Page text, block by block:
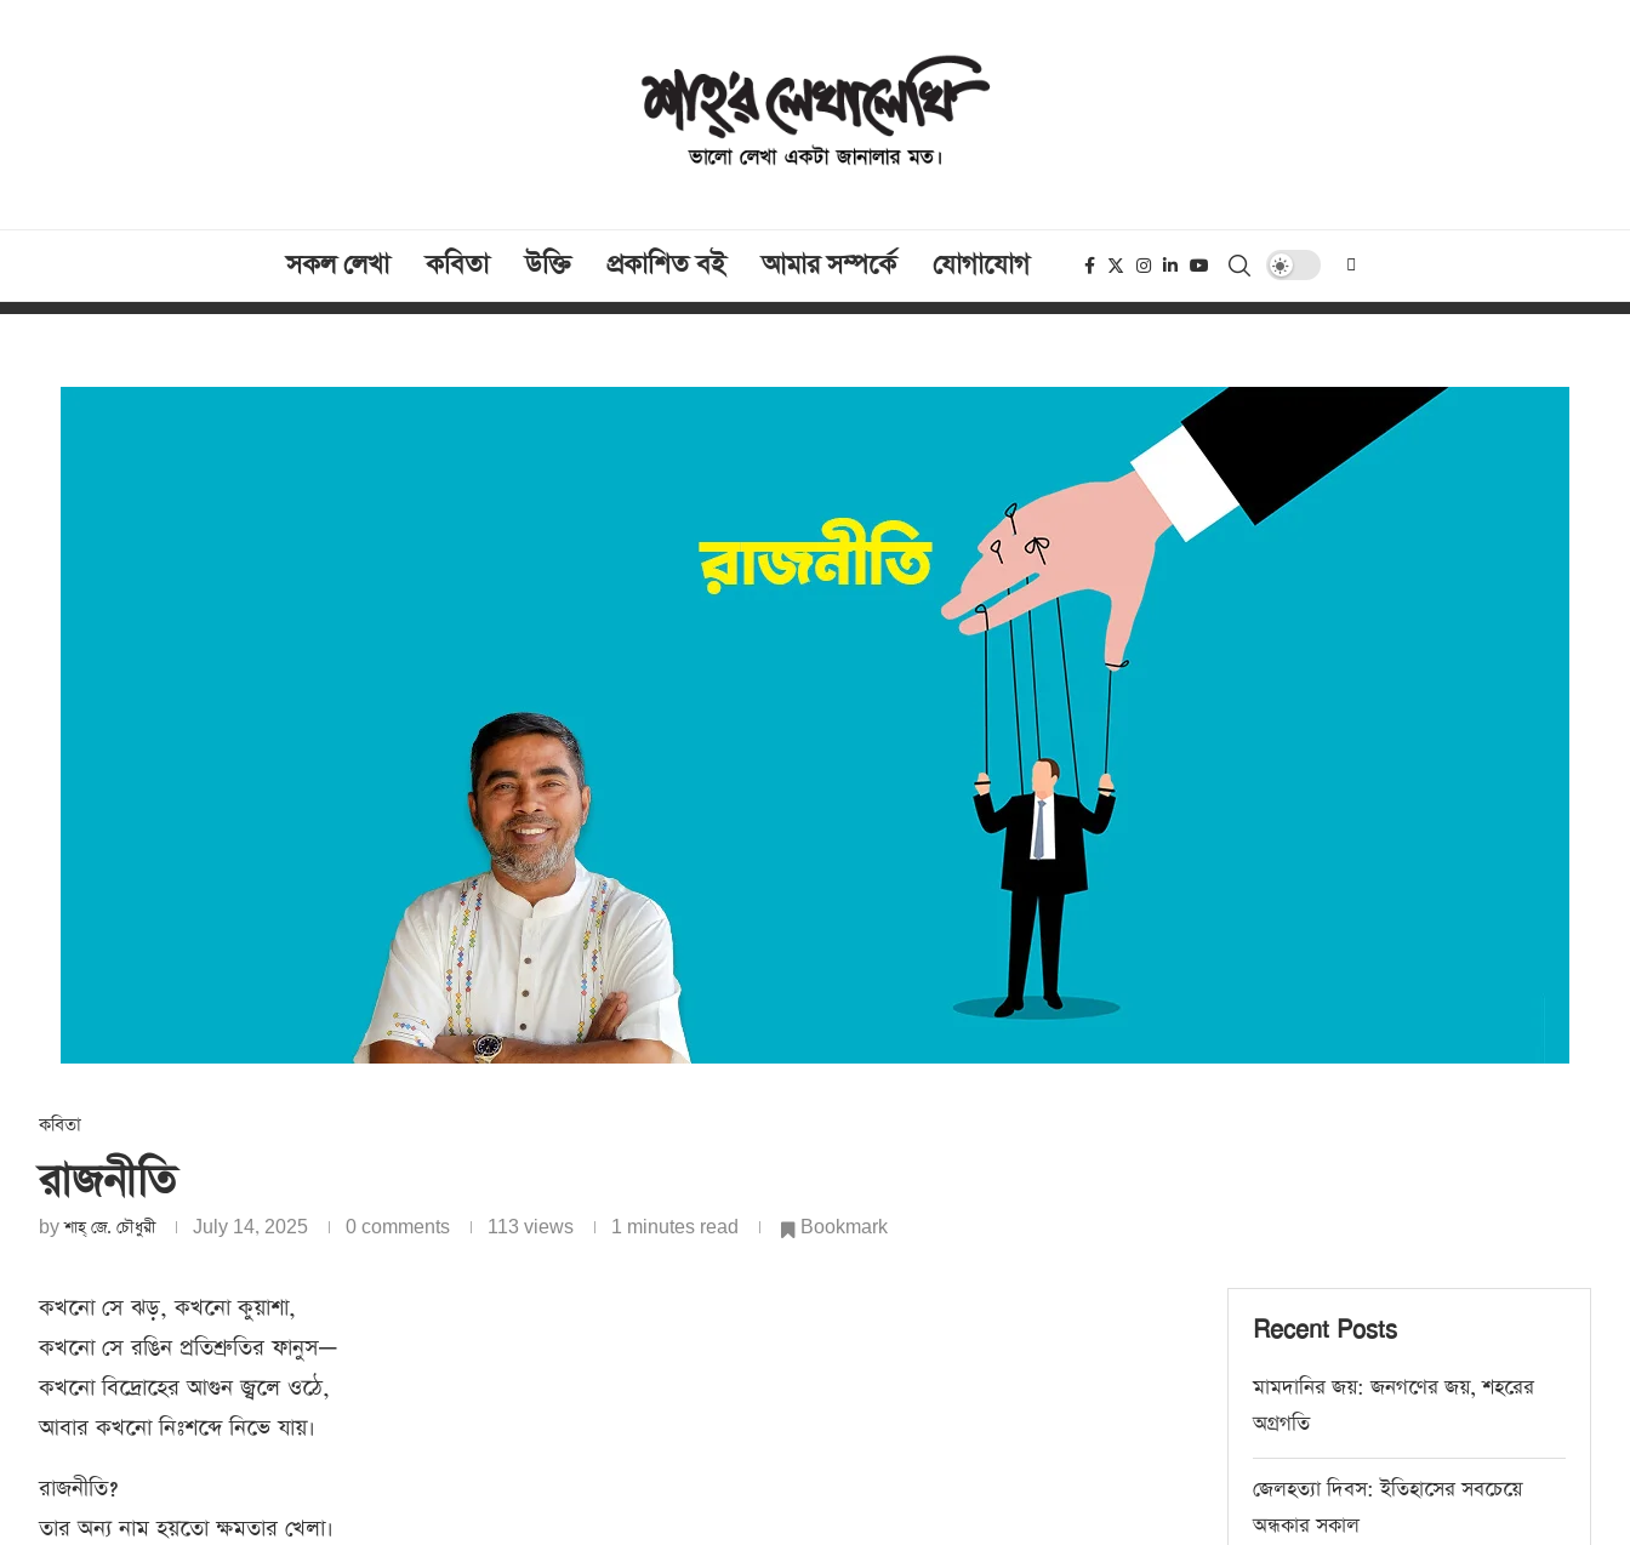
সকল লেখা কবিতা উক্তি প্রকাশিত বই আমার সম্পর্কে যোগাযোগ
কবিতা
রাজনীতি
byশাহ্‌ জে. চৌধুরী July 14, 2025 0 comments 113 views 1 minutes read Bookmark
কখনো সে ঝড়, কখনো কুয়াশা,
কখনো সে রঙিন প্রতিশ্রুতির ফানুস—
কখনো বিদ্রোহের আগুন জ্বলে ওঠে,
আবার কখনো নিঃশব্দে নিভে যায়।
রাজনীতি?
তার অন্য নাম হয়তো ক্ষমতার খেলা।
Recent Posts
মামদানির জয়: জনগণের জয়, শহরের
অগ্রগতি
জেলহত্যা দিবস: ইতিহাসের সবচেয়ে
অন্ধকার সকাল